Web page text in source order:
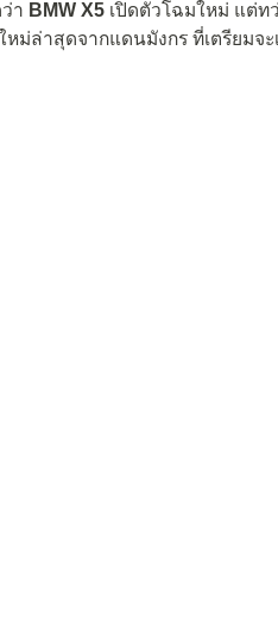
า BMW X5 เปิดตัวโฉมใหม่ แต่ท
หม่ล่าสุดจากแดนมังกร ที่เตรียมจ